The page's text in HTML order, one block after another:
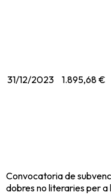
31/12/2023 1.895,68 €
Convocatoria de
dobres no literaries per